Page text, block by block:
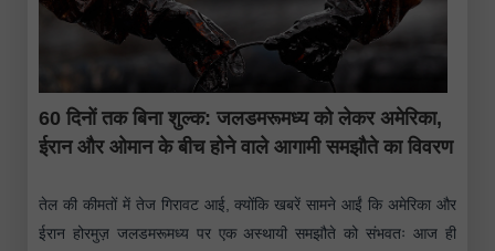
60 दिनों तक बिना शुल्क: जलडमरूमध्य को लेकर अमेरिका,
ईरान और ओमान के बीच होने वाले आगामी समझौते का विवरण
तेल की कीमतों में तेज गिरावट आई, क्योंकि खबरें सामने आईं कि अमेरिका और
ईरान होरमुज़ जलडमरूमध्य पर एक अस्थायी समझौते को संभवतः आज ही